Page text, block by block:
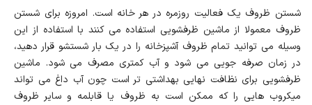
شستن ظروف یک فعالیت روزمره در هر خانه است. امروزه برای شستن
ظروف معمولا از ماشین ظرفشویی استفاده می کنند با استفاده از این
وسیله می توانید تمام ظروف آشپزخانه را در یک بار شستشو قرار دهید،
در زمان صرفه جویی می شود و آب کمتری مصرف می شود. ماشین
ظرفشویی برای نظافت نهایی بهداشتی تر است چون آب داغ می تواند
میکروب هایی را که ممکن است به ظروف یا قابلمه و سایر ظروف